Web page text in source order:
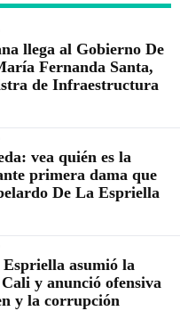
llega al Gobierno De
Fernanda Santa,
de Infraestructura
vea quién es la
primera dama que
De La Espriella
asumió la
y anunció ofensiva
y la corrupción